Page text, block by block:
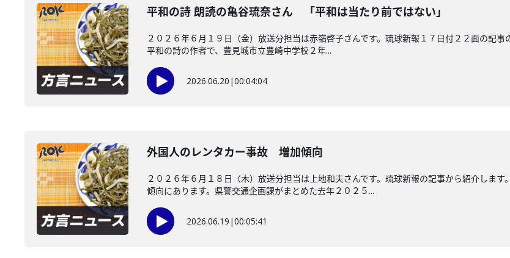
平和の詩 朗読の亀谷琉奈さん 「平和は当たり前ではない」
２０２６年６月１９日（金）放送分担当は赤嶺啓子さんです。琉球新報１７日付２２面の記
平和の詩の作者で、豊見城市立豊崎中学校２年...
2026.06.20 |00:04:04
外国人のレンタカー事故 増加傾向
２０２６年６月１８日（木）放送分担当は上地和夫さんです。琉球新報の記事から紹介しま
傾向にあります。県警交通企画課がまとめた去年２０２５...
2026.06.19 |00:05:41